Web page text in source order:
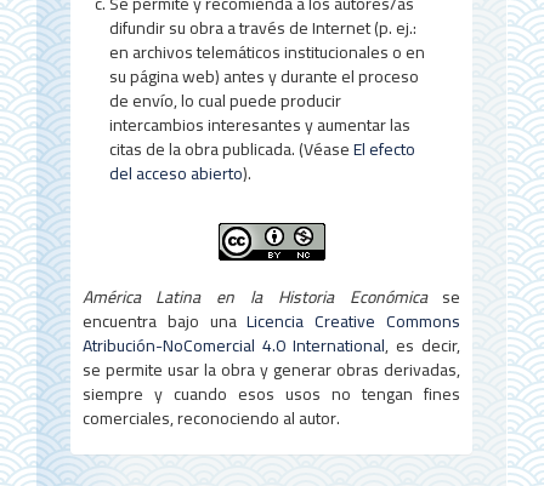
t
í
c
u
l
o
difundir su obra a través de Internet (p. ej.:
en archivos telemáticos institucionales o en
su página web) antes y durante el proceso
de envío, lo cual puede producir
intercambios interesantes y aumentar las
citas de la obra publicada. (VéaseEl efecto
del acceso abierto).
América Latina en la Historia Económicase
encuentra bajo unaLicencia Creative Commons
Atribución-NoComercial 4.0 International, es decir,
se permite usar la obra y generar obras derivadas,
siempre y cuando esos usos no tengan fines
comerciales, reconociendo al autor.